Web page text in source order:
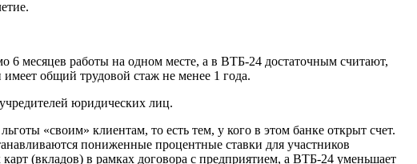
6 месяцев работы на одном месте, а в ВТБ-24 достаточным считают,
имеет общий трудовой стаж не менее 1 года.
юридических лиц.
«своим» клиентам, то есть тем, у кого в этом банке открыт счет.
пониженные процентные ставки для участников
(вкладов) в рамках договора с предприятием, а ВТБ-24 уменьшает